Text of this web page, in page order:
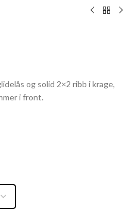
og solid 2×2 ribb i krage,
i front.